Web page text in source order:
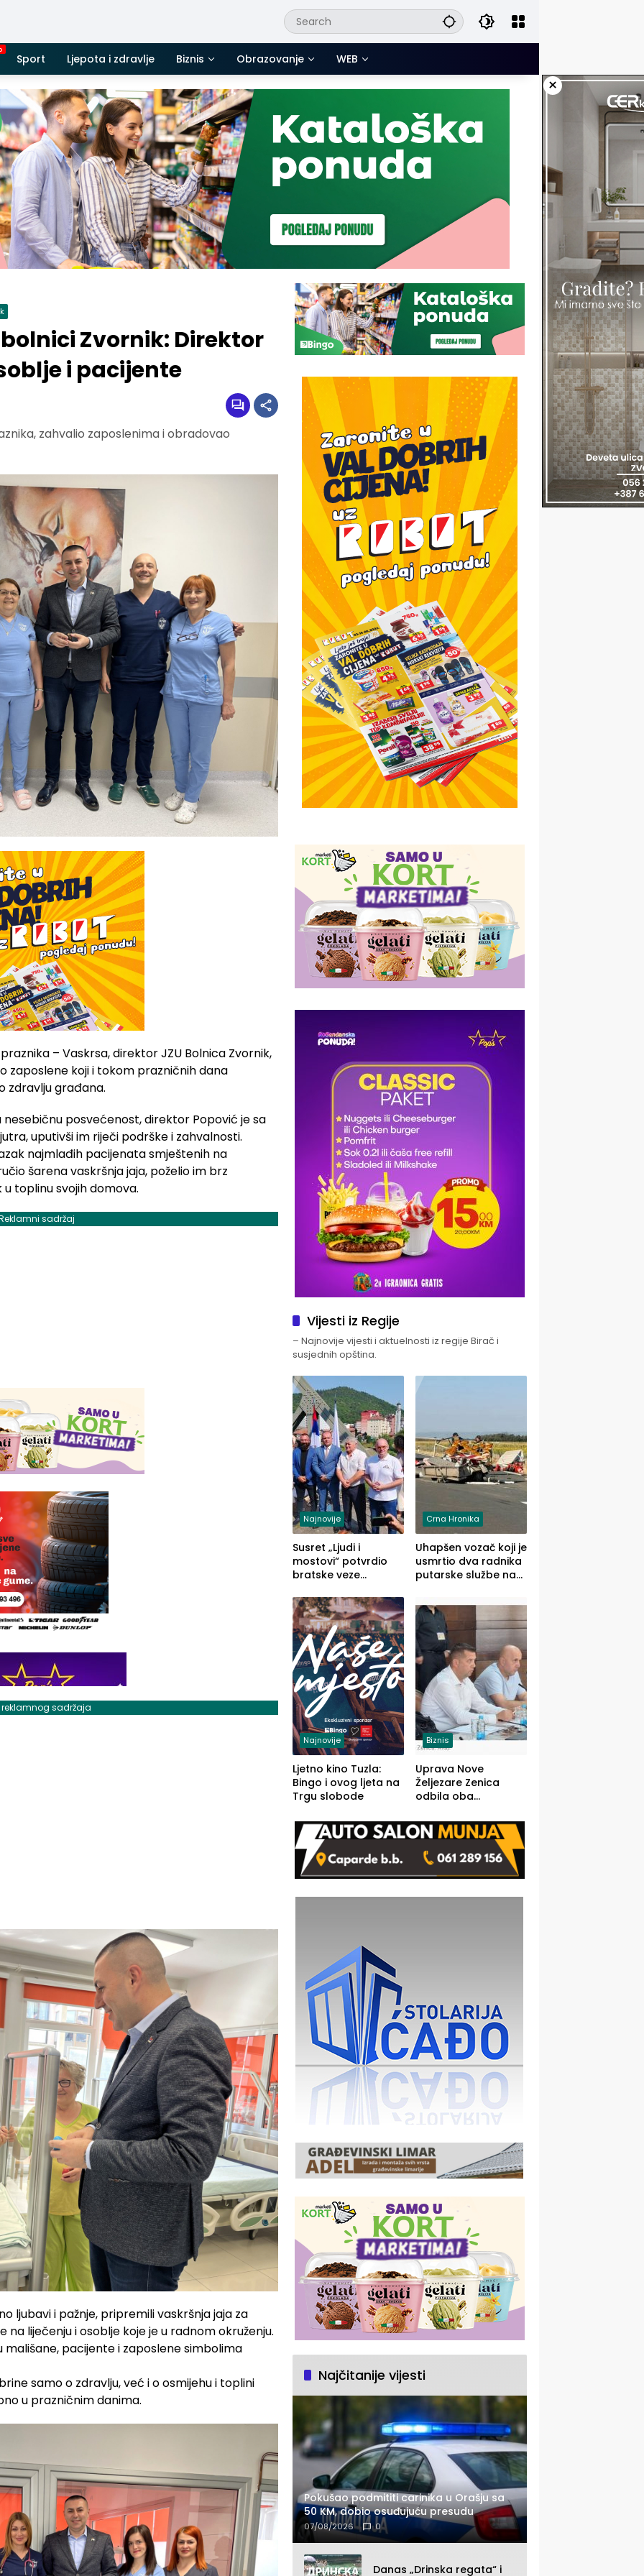
Sport Ljepota i zdravlje Biznis Obrazovanje WEB
×
Zvornik: Direktor
i pacijente
zahvalio zaposlenima i obradovao
– Vaskrsa, direktor JZU Bolnica Zvornik,
zaposlene koji i tokom prazničnih dana
zdravlju građana.
nesebičnu posvećenost, direktor Popović je sa
uputivši im riječi podrške i zahvalnosti.
najmlađih pacijenata smještenih na
šarena vaskršnja jaja, poželio im brz
toplinu svojih domova.
sadržaj
reklamnog sadržaja
ljubavi i pažnje, pripremili vaskršnja jaja za
liječenju i osoblje koje je u radnom okruženju.
pacijente i zaposlene simbolima
samo o zdravlju, već i o osmijehu i toplini
u prazničnim danima.
Vijesti iz Regije
– Najnovije vijesti i aktuelnosti iz regije Birač i
susjednih opština.
Najnovije
Susret „Ljudi i
mostovi“ potvrdio
bratske veze
Zvornika
Crna Hronika
Uhapšen vozač koji je
usmrtio dva radnika
putarske službe na
prema Šapcu
(FOTO)
Najnovije
Ljetno kino Tuzla:
Bingo i ovog ljeta na
Trgu slobode
Biznis
Uprava Nove
Željezare Zenica
odbila oba
FBiH: Ustrajni da je
stečaj jedino rješenje
Najčitanije vijesti
Pokušao podmititi carinika u Orašju sa
50 KM, dobio osuđujuću presudu
07/08/2026 0
Danas „Drinska regata“ i